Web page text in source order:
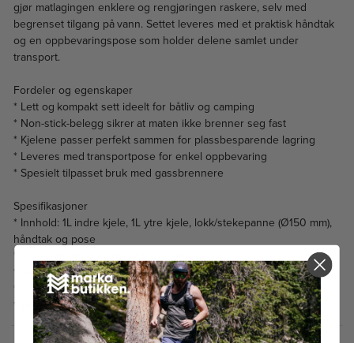
gjør matlagingen enklere og rengjøringen raskere, selv med
begrenset tilgang på vann. Settet leveres med et praktisk håndtak
og en oppbevaringspose som holder delene samlet under
transport.
Fordeler og egenskaper
* Lett og kompakt sett ideelt for båtliv og camping
* Non-stick-belegg sikrer at maten ikke brenner seg fast
* Kjelene passer perfekt sammen for plassbesparende lagring
* Leveres med transportpose for enkel oppbevaring
* Spesielt tilpasset bruk med gassbrennere
Spesifikasjoner
* Innhold: 1L indre kjele, 1L ytre kjele, lokk/stekepanne (Ø150 mm),
håndtak og pose
* Materiale: Aluminium med non-stick-belegg
* Vekt: 375 g
* Mål sammenslått: Ø150 mm x H80 mm
* Bruksområde: Tur, camping og båt